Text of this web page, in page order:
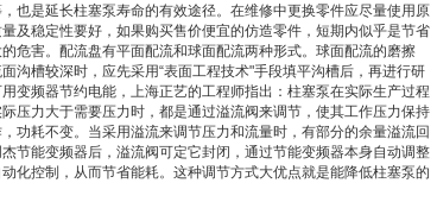
也是延长柱塞泵寿命的有效途径。在维修中更换零件应尽量使用原
及稳定性要好，如果购买售价便宜的仿造零件，短期内似乎是节省
危害。配流盘有平面配流和球面配流两种形式。球面配流的磨擦
沟槽较深时，应先采用“表面工程技术"手段填平沟槽后，再进行研
变频器节约电能，上海正艺的工程师指出：柱塞泵在实际生产过程
压力大于需要压力时，都是通过溢流阀来调节，使其工作压力保持
功耗不变。当采用溢流来调节压力和流量时，有部分的余量溢流回
节能变频器后，溢流阀可定它封闭，通过节能变频器本身自动调整
化控制，从而节省能耗。这种调节方式大优点就是能降低柱塞泵的